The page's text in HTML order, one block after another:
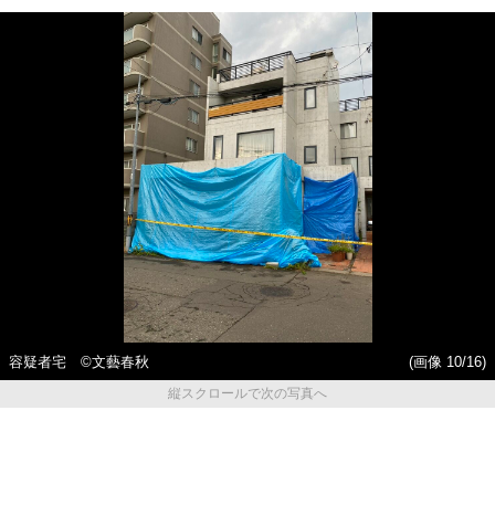
容疑者宅 ©文藝春秋
(画像 10/16)
縦スクロールで次の写真へ